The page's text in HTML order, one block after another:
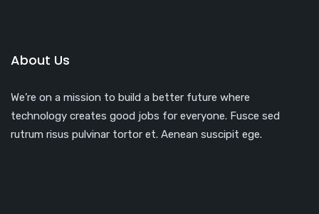
About Us
We’re on a mission to build a better future where
technology creates good jobs for everyone. Fusce sed
rutrum risus pulvinar tortor et. Aenean suscipit ege.